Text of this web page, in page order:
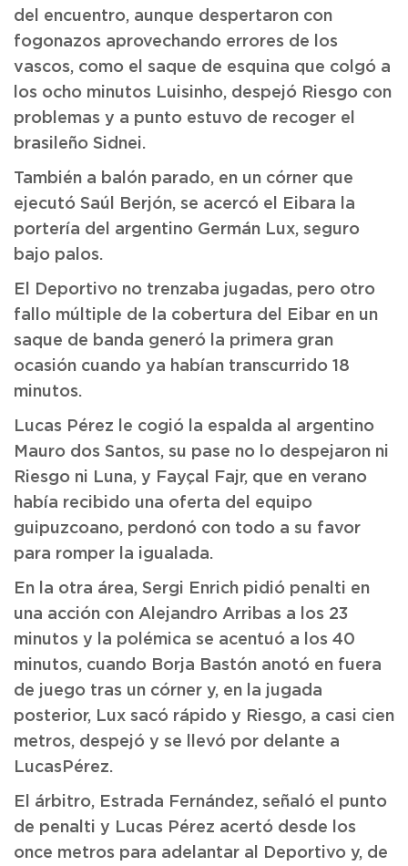
del encuentro, aunque despertaron con
fogonazos aprovechando errores de los
vascos, como el saque de esquina que colgó a
los ocho minutos Luisinho, despejó Riesgo con
problemas y a punto estuvo de recoger el
brasileño Sidnei.
También a balón parado, en un córner que
ejecutó Saúl Berjón, se acercó el Eibara la
portería del argentino Germán Lux, seguro
bajo palos.
El Deportivo no trenzaba jugadas, pero otro
fallo múltiple de la cobertura del Eibar en un
saque de banda generó la primera gran
ocasión cuando ya habían transcurrido 18
minutos.
Lucas Pérez le cogió la espalda al argentino
Mauro dos Santos, su pase no lo despejaron ni
Riesgo ni Luna, y Fayçal Fajr, que en verano
había recibido una oferta del equipo
guipuzcoano, perdonó con todo a su favor
para romper la igualada.
En la otra área, Sergi Enrich pidió penalti en
una acción con Alejandro Arribas a los 23
minutos y la polémica se acentuó a los 40
minutos, cuando Borja Bastón anotó en fuera
de juego tras un córner y, en la jugada
posterior, Lux sacó rápido y Riesgo, a casi cien
metros, despejó y se llevó por delante a
LucasPérez.
El árbitro, Estrada Fernández, señaló el punto
de penalti y Lucas Pérez acertó desde los
once metros para adelantar al Deportivo y, de